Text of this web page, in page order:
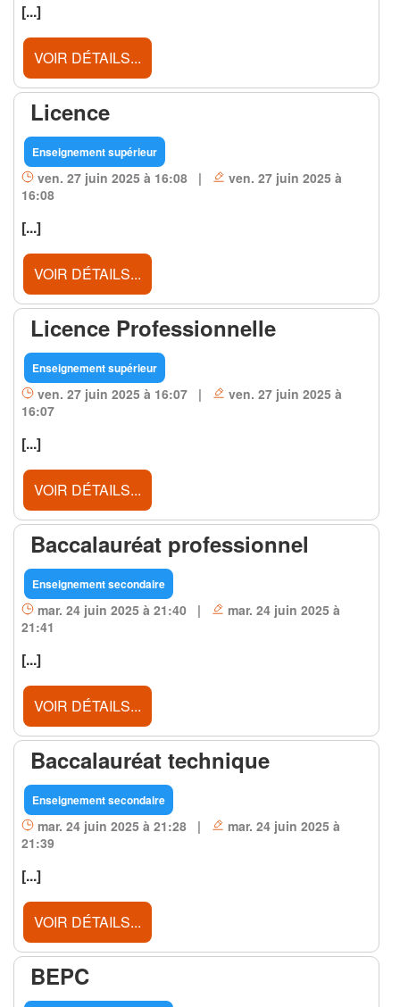
[...]
VOIR DÉTAILS...
Licence
Enseignement supérieur
ven. 27 juin 2025 à 16:08 |
ven. 27 juin 2025 à
16:08
[...]
VOIR DÉTAILS...
Licence Professionnelle
Enseignement supérieur
ven. 27 juin 2025 à 16:07 |
ven. 27 juin 2025 à
16:07
[...]
VOIR DÉTAILS...
Baccalauréat professionnel
Enseignement secondaire
mar. 24 juin 2025 à 21:40 |
mar. 24 juin 2025 à
21:41
[...]
VOIR DÉTAILS...
Baccalauréat technique
Enseignement secondaire
mar. 24 juin 2025 à 21:28 |
mar. 24 juin 2025 à
21:39
[...]
VOIR DÉTAILS...
BEPC